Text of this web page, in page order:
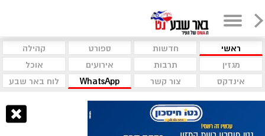
ראשי חדשות ספורט
קהילה
מגזין
תרבות אירועים
אוכל
אינדקס
צור קשר WhatsApp לוח באר שבע